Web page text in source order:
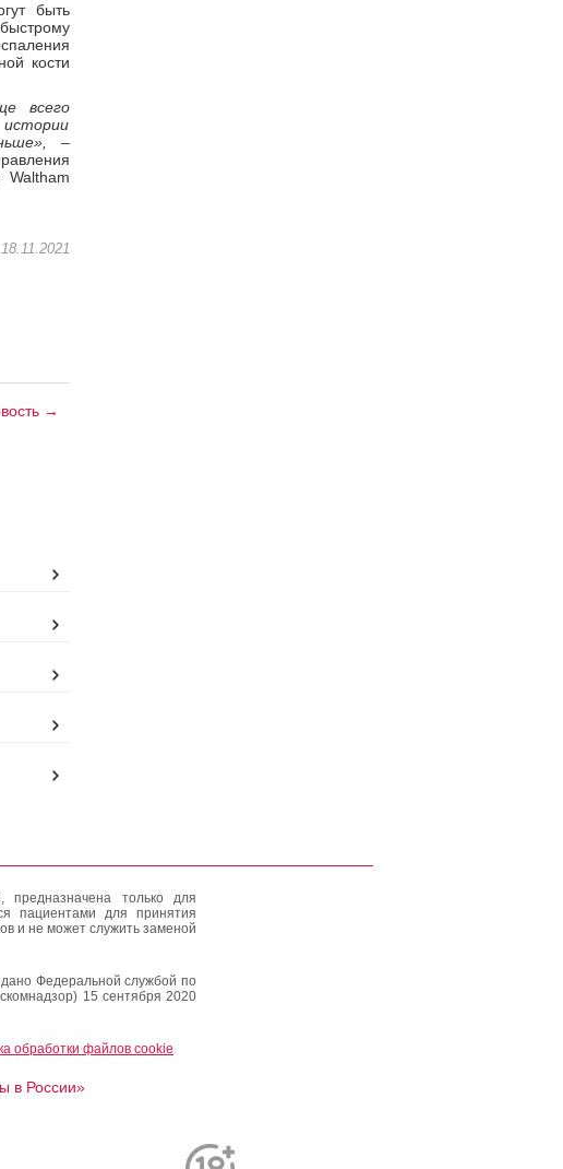
быть
кости
всего
–
Waltham
18.11.2021
→
только для
пациентами для принятия
и не может служить заменой
Федеральной службой по
15 сентября 2020
обработки файлов cookie
в России»